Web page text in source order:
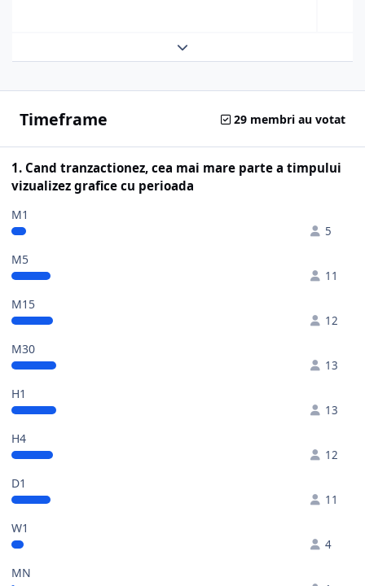
Expand topic overview
Timeframe 29 membri au votat
1. Cand tranzactionez, cea mai mare parte a timpului
vizualizez grafice cu perioada
M1
5
M5
11
M15
12
M30
13
H1
13
H4
12
D1
11
W1
4
MN